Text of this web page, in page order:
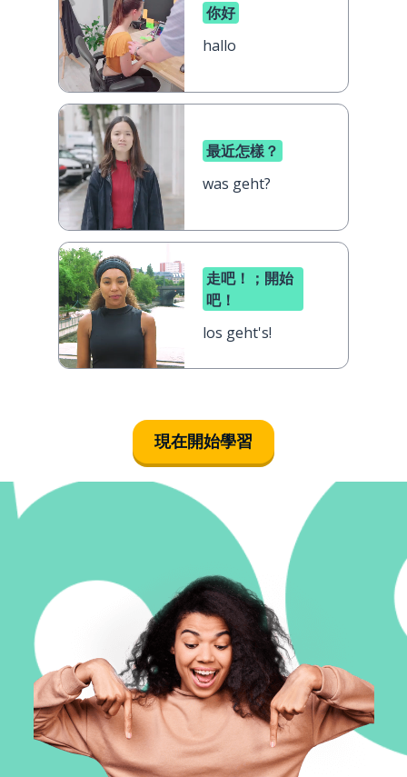
你好
hallo
最近怎樣？
was geht?
走吧！；開始
吧！
los geht's!
現在開始學習